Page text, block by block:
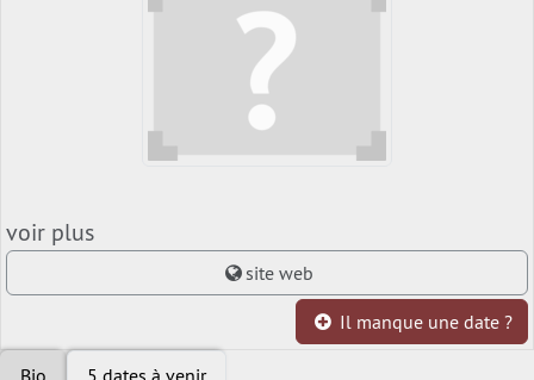
voir plus
site web
Il manque une date ?
Bio 5 dates à venir